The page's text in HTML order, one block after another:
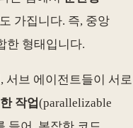
가집니다. 즉, 중앙
한 형태입니다.
서브 에이전트들이 서로
작업(parallelizable